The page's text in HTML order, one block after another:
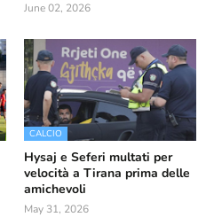
June 02, 2026
CALCIO
Hysaj e Seferi multati per
velocità a Tirana prima delle
amichevoli
May 31, 2026